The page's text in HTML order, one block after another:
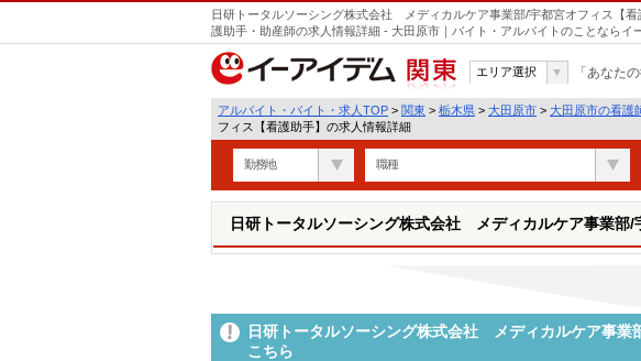
日研トータルソーシング株式会社 メディカルケア事業部/宇都宮オフィス【
護助手・助産師の求人情報詳細 - 大田原市｜バイト・アルバイトのことならイ
関東
エリア選択 「あなた
アルバイト・バイト・求人TOP > 関東 > 栃木県 > 大田原市 > 大田原市の看護
フィス【看護助手】の求人情報詳細
勤務地 職種
日研トータルソーシング株式会社 メディカルケア事業部/
日研トータルソーシング株式会社 メディカルケア事業
こちら